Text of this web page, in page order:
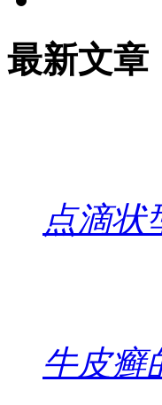
最新文章
点滴状
牛皮癣